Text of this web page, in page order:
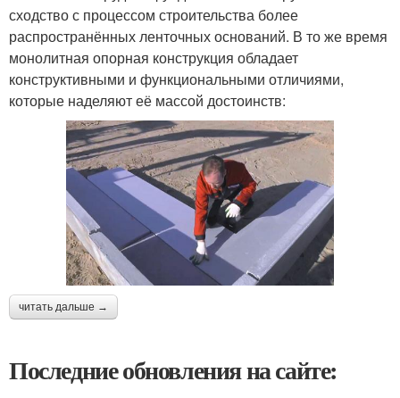
сходство с процессом строительства более
распространённых ленточных оснований. В то же время
монолитная опорная конструкция обладает
конструктивными и функциональными отличиями,
которые наделяют её массой достоинств:
читать дальше →
Последние обновления на сайте: